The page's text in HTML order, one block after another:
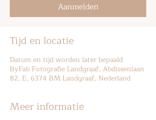
Aanmelden
Tijd en locatie
Datum en tijd worden later bepaald
ByFab Fotografie Landgraaf, Abdissenlaan
82, E, 6374 BM Landgraaf, Nederland
Meer informatie